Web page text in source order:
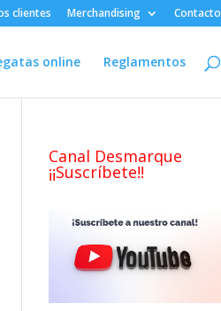
clientes Merchandising Contacto
online Reglamentos
Canal Desmarque
¡¡Suscríbete!!